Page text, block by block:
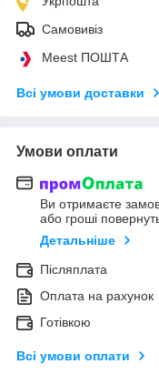
Самовивіз
Meest ПОШТА
Всі умови доставки
Умови оплати
Ви отримаєте
або гроші
Детальніше
Післяплата
Оплата на рахунок
Готівкою
Всі умови оплати